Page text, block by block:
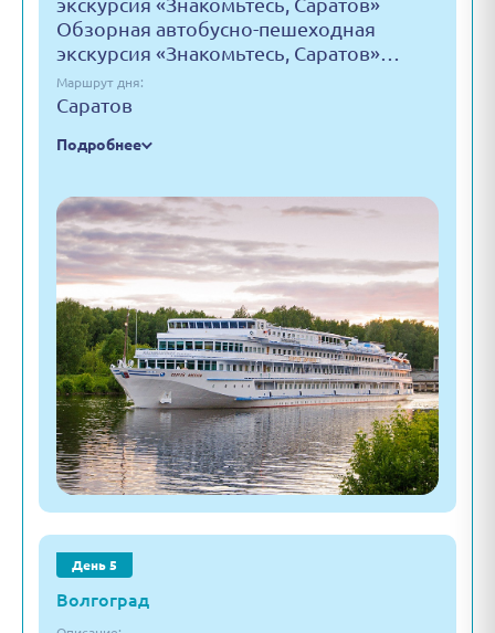
экскурсия «Знакомьтесь, Саратов»
Обзорная автобусно-пешеходная
экскурсия «Знакомьтесь, Саратов»…
Маршрут дня:
Саратов
Подробнее
День 5
Волгоград